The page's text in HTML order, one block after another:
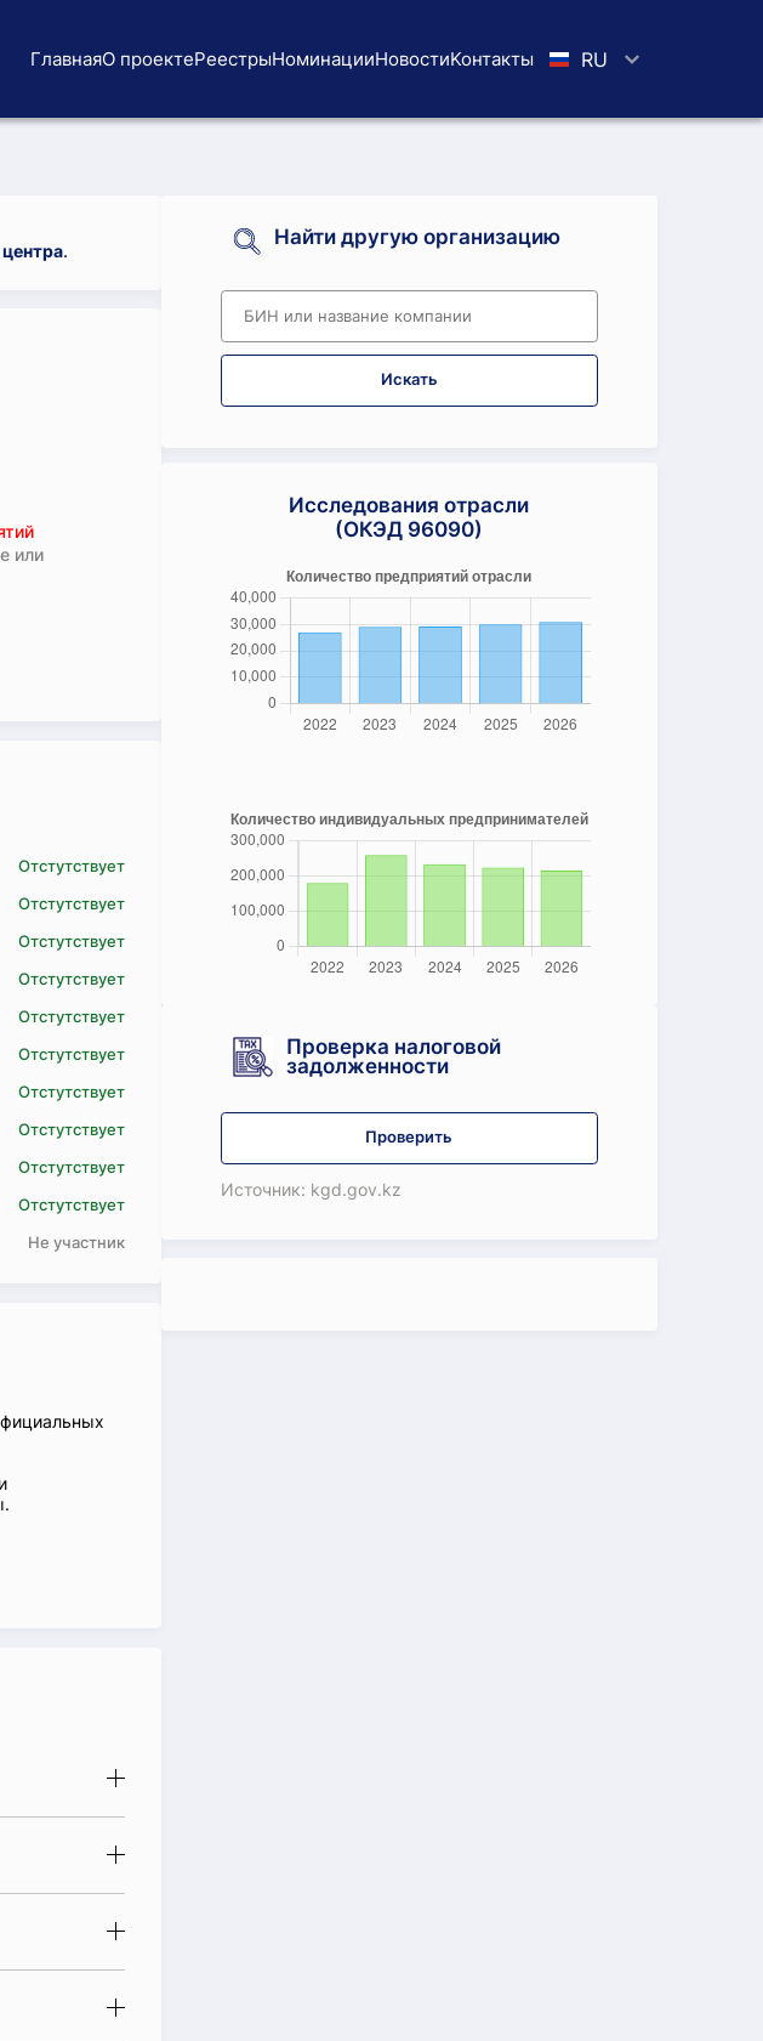
ГлавнаяО проектеРеестрыНоминацииНовостиKoнтaкты RU
.
или
Отстутствует
Отстутствует
Отстутствует
Отстутствует
Отстутствует
Отстутствует
Отстутствует
Отстутствует
Отстутствует
Отстутствует
Не участник
Найти другую организацию
Искать
Исследования отрасли
(ОКЭД 96090)
Проверка налоговой
задолженности
Проверить
Источник: kgd.gov.kz